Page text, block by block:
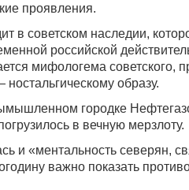
проявления.
в советском наследии,
российской
мифологема советского,
образу.
городке
в вечную мерзлоту.
и «ментальность северян,
важно показать